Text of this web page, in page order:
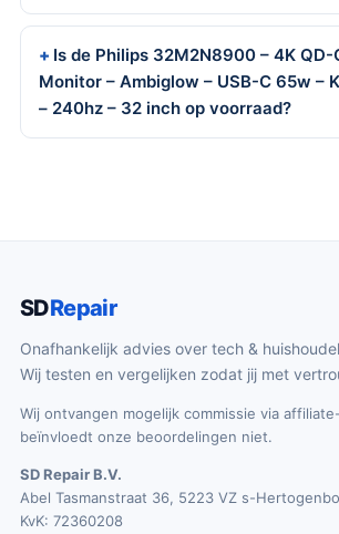
Is de Philips 32M2N8900 – 4K QD-
Monitor – Ambiglow – USB-C 65w –
– 240hz – 32 inch op voorraad?
SDRepair
Onafhankelijk advies over tech &
Wij testen en vergelijken zodat jij met
Wij ontvangen mogelijk commissie via
beïnvloedt onze beoordelingen niet.
SD Repair B.V.
Abel Tasmanstraat 36, 5223 VZ s-
KvK: 72360208